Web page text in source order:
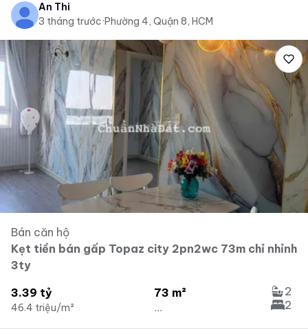
An Thi
3 tháng trước·Phường 4, Quận 8, HCM
Bán căn hộ
Kẹt tiền bán gấp Topaz city 2pn2wc 73m chỉ nhỉnh
3ty
3.39 tỷ
46.4 triệu/m²
73 m²
...
2
2